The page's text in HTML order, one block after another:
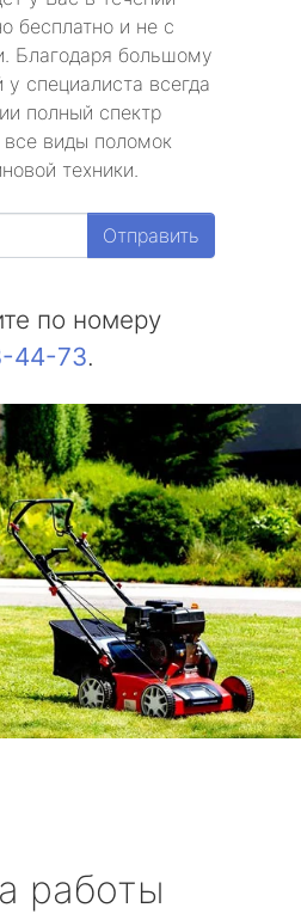
бесплатно и не с
Благодаря большому
специалиста всегда
полный спектр
виды поломок
техники.
Отправить
по номеру
44-73.
работы